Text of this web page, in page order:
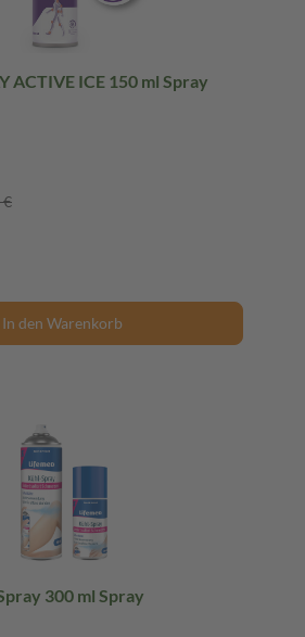
ACTIVE ICE 150 ml Spray
€
In den Warenkorb
300 ml Spray